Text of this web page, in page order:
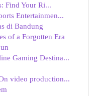
Find Your Ri...
Entertainmen...
di Bandung
of a Forgotten Era
Gaming Destina...
video production...